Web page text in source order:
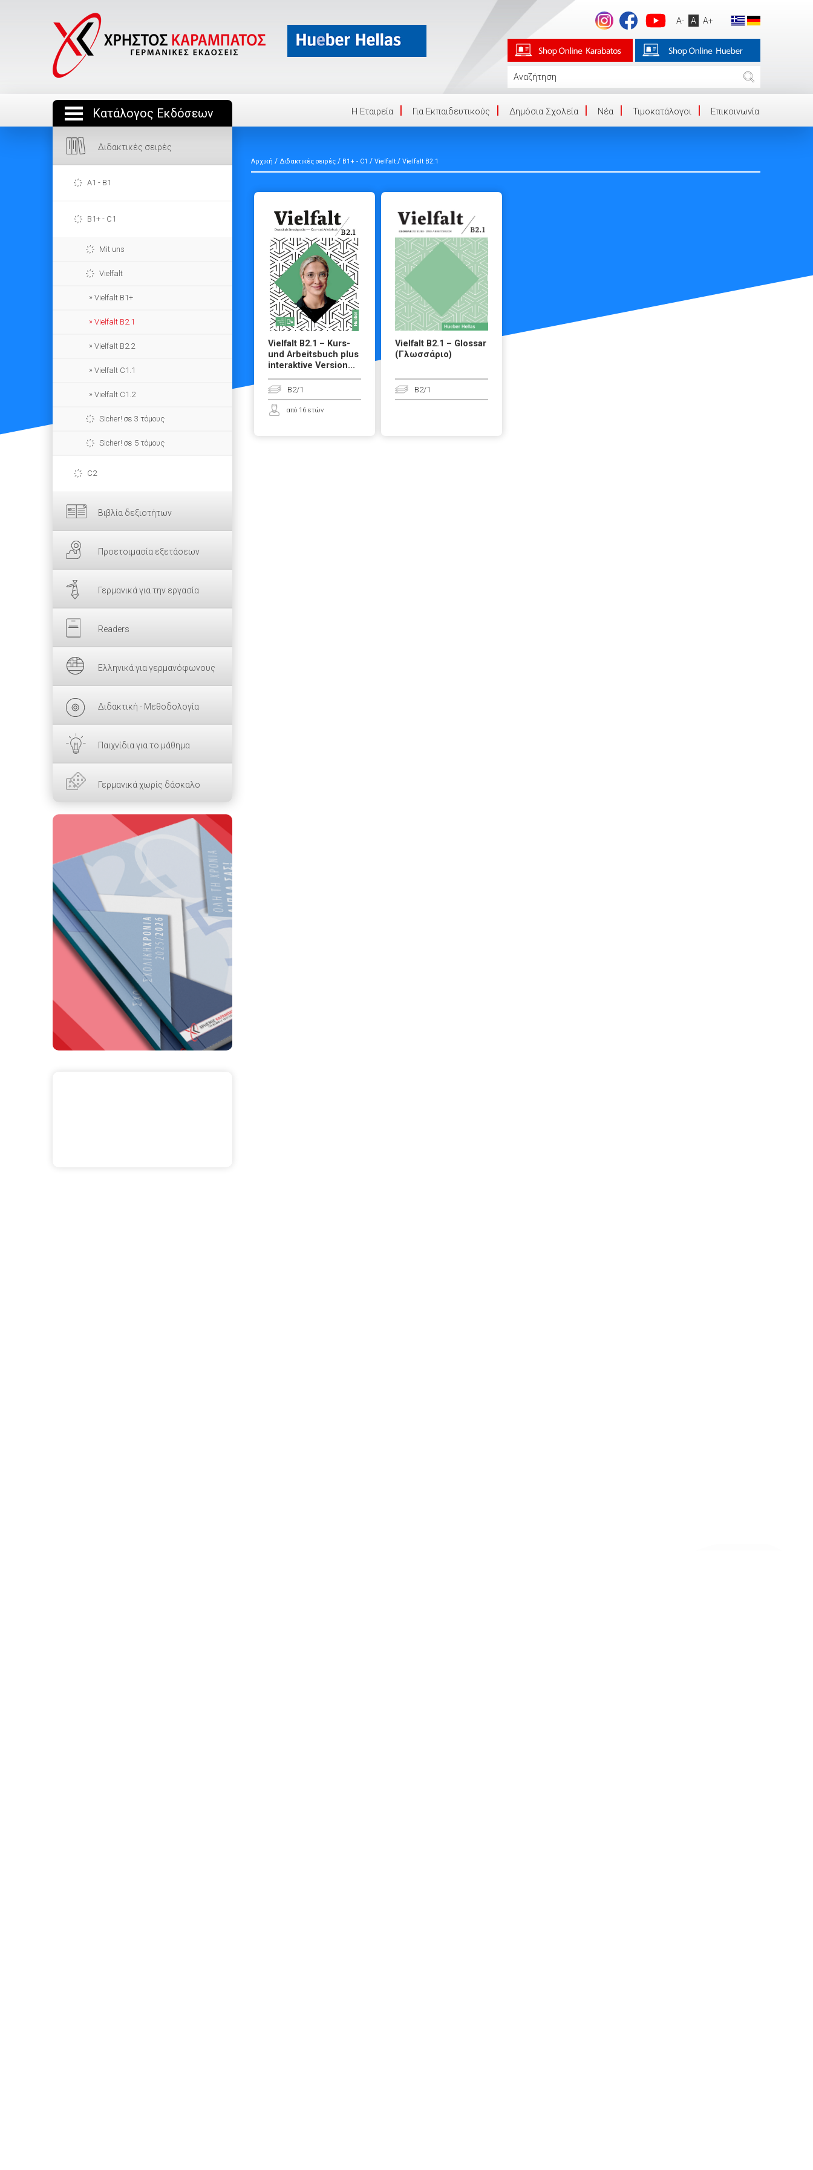
A- A A+
Κατάλογος Εκδόσεων Η Eταιρεία Για Εκπαιδευτικούς Δημόσια Σχολεία Νέα Τιμοκατάλογοι Επικοινωνία
Διδακτικές σειρές
A1 - B1
B1+ - C1
Mit uns
Vielfalt
Vielfalt B1+
Vielfalt B2.1
Vielfalt B2.2
Vielfalt C1.1
Vielfalt C1.2
Sicher! σε 3 τόμους
Sicher! σε 5 τόμους
C2
Βιβλία δεξιοτήτων
Προετοιμασία εξετάσεων
Γερμανικά για την εργασία
Readers
Ελληνικά για γερμανόφωνους
Διδακτική - Μεθοδολογία
Παιχνίδια για το μάθημα
Γερμανικά χωρίς δάσκαλο
Αρχική / Διδακτικές σειρές / B1+ - C1 / Vielfalt / Vielfalt B2.1
Vielfalt B2.1 – Kurs-
und Arbeitsbuch plus
interaktive Version...
B2/1
από 16 ετών
Vielfalt B2.1 – Glossar
(Γλωσσάριο)
B2/1